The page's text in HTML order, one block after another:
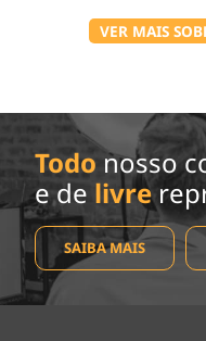
VER MAIS
Todo nosso
e de livre
SAIBA MAIS